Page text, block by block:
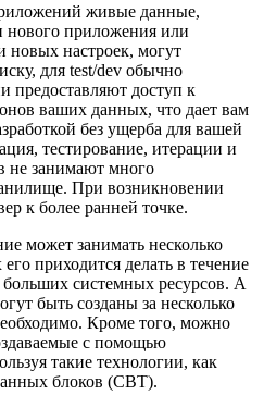
живые данные,
нового приложения или
настроек, могут
для test/dev обычно
предоставляют доступ к
ваших данных, что дает вам
без ущерба для вашей
тестирование, итерации и
не занимают много
При возникновении
к более ранней точке.
может занимать несколько
приходится делать в течение
больших системных ресурсов. А
быть созданы за несколько
Кроме того, можно
с помощью
такие технологии, как
блоков (CBT).